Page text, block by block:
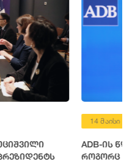
14 მაისი
ADB-ის
როგორც